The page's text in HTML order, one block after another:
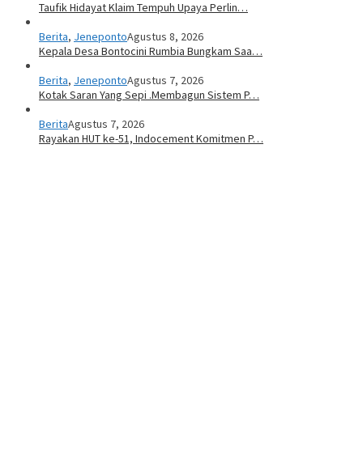
Taufik Hidayat Klaim Tempuh Upaya Perlin…
Berita, JenepontoAgustus 8, 2026
Kepala Desa Bontocini Rumbia Bungkam Saa…
Berita, JenepontoAgustus 7, 2026
Kotak Saran Yang Sepi .Membagun Sistem P…
BeritaAgustus 7, 2026
Rayakan HUT ke-51, Indocement Komitmen P…